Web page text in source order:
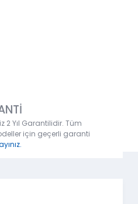
2 Yıl Garantilidir. Tüm
için geçerli garanti